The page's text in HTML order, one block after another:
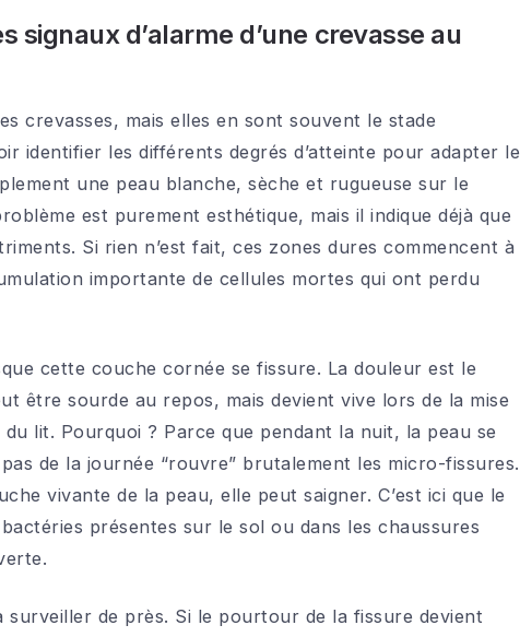
signaux d’alarme d’une crevasse au
crevasses, mais elles en sont souvent le stade
identifier les différents degrés d’atteinte pour adapter le
une peau blanche, sèche et rugueuse sur le
est purement esthétique, mais il indique déjà que
Si rien n’est fait, ces zones dures commencent à
importante de cellules mortes qui ont perdu
cette couche cornée se fissure. La douleur est le
être sourde au repos, mais devient vive lors de la mise
lit. Pourquoi ? Parce que pendant la nuit, la peau se
de la journée “rouvre” brutalement les micro-fissures.
vivante de la peau, elle peut saigner. C’est ici que le
présentes sur le sol ou dans les chaussures
surveiller de près. Si le pourtour de la fissure devient